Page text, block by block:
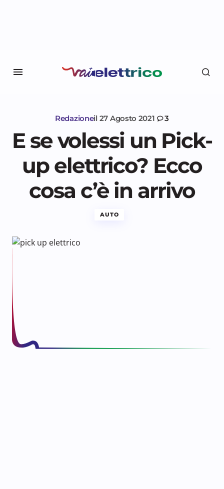
Redazioneil 27 Agosto 2021 3
E se volessi un Pick-
up elettrico? Ecco
cosa c’è in arrivo
AUTO